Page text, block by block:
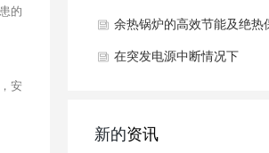
的
安
余热锅炉的高效节能及绝热
在突发电源中断情况下
新的资讯